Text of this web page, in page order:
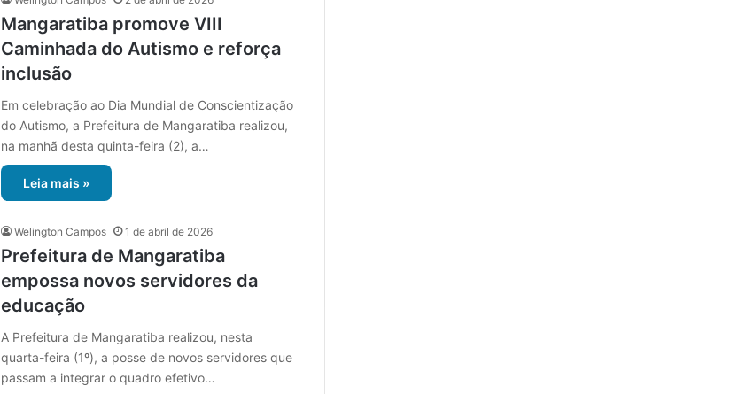
Mangaratiba promove VIII
Caminhada do Autismo e reforça
inclusão
Em celebração ao Dia Mundial de Conscientização
do Autismo, a Prefeitura de Mangaratiba realizou,
na manhã desta quinta-feira (2), a…
Leia mais »
Welington Campos 1 de abril de 2026
Prefeitura de Mangaratiba
empossa novos servidores da
educação
A Prefeitura de Mangaratiba realizou, nesta
quarta-feira (1º), a posse de novos servidores que
passam a integrar o quadro efetivo…